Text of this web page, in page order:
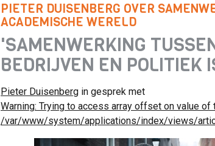
PIETER DUISENBERG OVER
ACADEMISCHE WERELD
'SAMENWERKING
BEDRIJVEN EN POLITIEK
Pieter Duisenberg in gesprek met
Warning: Trying to access array offset on value of
/var/www/system/applications/index/views/